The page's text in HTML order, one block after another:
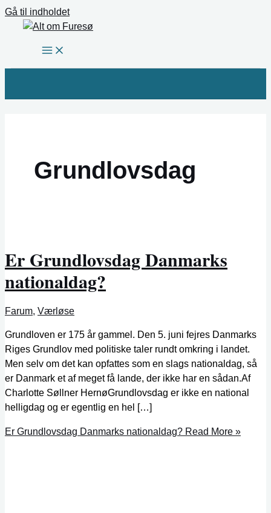
Gå til indholdet
Grundlovsdag
Er Grundlovsdag Danmarks
nationaldag?
Farum, Værløse
Grundloven er 175 år gammel. Den 5. juni fejres Danmarks
Riges Grundlov med politiske taler rundt omkring i landet.
Men selv om det kan opfattes som en slags nationaldag, så
er Danmark et af meget få lande, der ikke har en sådan.Af
Charlotte Søllner HernøGrundlovsdag er ikke en national
helligdag og er egentlig en hel […]
Er Grundlovsdag Danmarks nationaldag? Read More »